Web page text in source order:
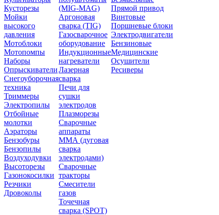
Кусторезы
Мойки
высокого
давления
Мотоблоки
Мотопомпы
Наборы
Опрыскиватели
Снегоуборочная
техника
Триммеры
Электропилы
Отбойные
молотки
Аэраторы
Бензобуры
Бензопилы
Воздуходувки
Высоторезы
Газонокосилки
Резчики
Дровоколы
(MIG-MAG)
Аргоновая
сварка (TIG)
Газосварочное
оборудование
Индукционные
нагреватели
Лазерная
сварка
Печи для
сушки
электродов
Плазморезы
Сварочные
аппараты
ММА (дуговая
сварка
электродами)
Сварочные
тракторы
Смесители
газов
Точечная
сварка (SPOT)
Прямой привод
Винтовые
Поршневые блоки
Электродвигатели
Бензиновые
Медицинские
Осушители
Ресиверы